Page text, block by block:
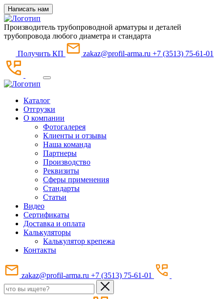
Написать нам
Производитель трубопроводной арматуры и деталей
трубопровода любого диаметра и стандарта
Получить КП zakaz@profil-arma.ru +7 (3513) 75-61-01
Каталог
Отгрузки
О компании
Фотогалерея
Клиенты и отзывы
Наша команда
Партнеры
Производство
Реквизиты
Сферы применения
Стандарты
Статьи
Видео
Сертификаты
Доставка и оплата
Калькуляторы
Калькулятор крепежа
Контакты
zakaz@profil-arma.ru +7 (3513) 75-61-01